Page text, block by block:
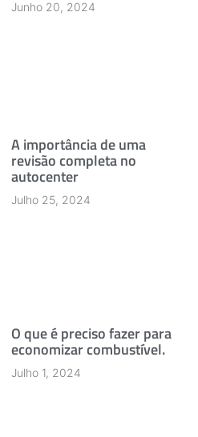
Junho 20, 2024
A importância de uma
revisão completa no
autocenter
Julho 25, 2024
O que é preciso fazer para
economizar combustível.
Julho 1, 2024